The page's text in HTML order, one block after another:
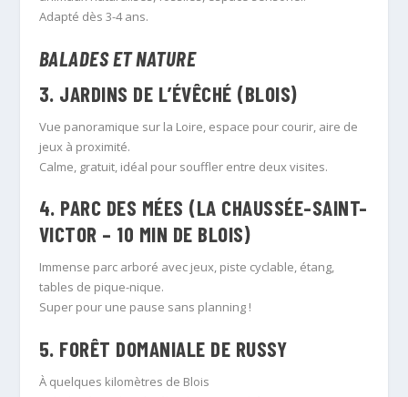
Adapté dès 3-4 ans.
BALADES ET NATURE
3. JARDINS DE L’ÉVÊCHÉ (BLOIS)
Vue panoramique sur la Loire, espace pour courir, aire de
jeux à proximité.
Calme, gratuit, idéal pour souffler entre deux visites.
4. PARC DES MÉES (LA CHAUSSÉE-SAINT-
VICTOR – 10 MIN DE BLOIS)
Immense parc arboré avec jeux, piste cyclable, étang,
tables de pique-nique.
Super pour une pause sans planning !
5. FORÊT DOMANIALE DE RUSSY
À quelques kilomètres de Blois